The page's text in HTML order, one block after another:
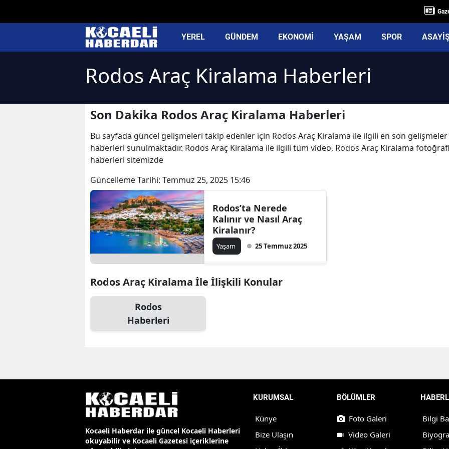
YEREL GÜNDEM EKONOMİ YAŞAM SPOR
Rodos Araç Kiralama Haberleri
Son Dakika Rodos Araç Kiralama Haberleri
Bu sayfada güncel gelişmeleri takip edenler için Rodos Araç Kiralama ile ilgili en son
haberleri sunulmaktadır. Rodos Araç Kiralama ile ilgili tüm video, Rodos Araç Kiralama
haberleri sitemizde
Güncelleme Tarihi: Temmuz 25, 2025 15:46
Rodos’ta Nerede
Kalınır ve Nasıl Araç
Kiralanır?
Yaşam 25 Temmuz 2025
Rodos Araç Kiralama İle İlişkili Konular
Rodos
Haberleri
Kocaeli Haberdar ile güncel Kocaeli Haberleri
okuyabilir ve Kocaeli Gazetesi içeriklerine
KURUMSAL
Künye
Bize Ulaşın
BÖLÜMLER
Foto Galeri
Video Galeri
Bilgi